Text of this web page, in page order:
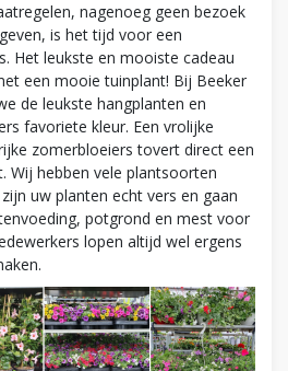
nagenoeg geen bezoek
is het tijd voor een
Het leukste en mooiste cadeau
een mooie tuinplant! Bij Beeker
de leukste hangplanten en
favoriete kleur. Een vrolijke
zomerbloeiers tovert direct een
Wij hebben vele plantsoorten
uw planten echt vers en gaan
potgrond en mest voor
lopen altijd wel ergens